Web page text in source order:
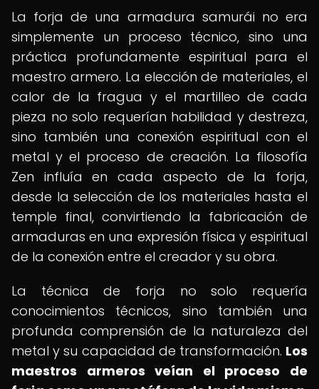
La forja de una armadura samurái no era
simplemente un proceso técnico, sino una
práctica profundamente espiritual para el
maestro armero. La elección de materiales, el
calor de la fragua y el martilleo de cada
pieza no solo requerían habilidad y destreza,
sino también una conexión espiritual con el
metal y el proceso de creación. La filosofía
Zen influía en cada aspecto de la forja,
desde la selección de los materiales hasta el
temple final, convirtiendo la fabricación de
armaduras en una expresión física y espiritual
de la conexión entre el creador y su obra.
La técnica de forja no solo requería
conocimientos técnicos, sino también una
profunda comprensión de la naturaleza del
metal y su capacidad de transformación. Los
maestros armeros veían el proceso de